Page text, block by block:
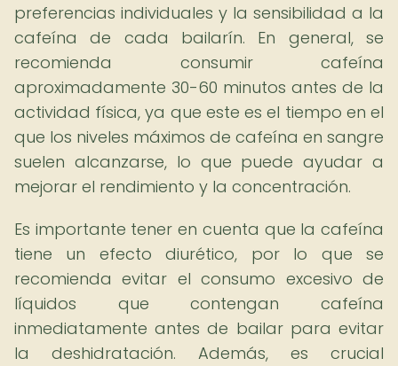
preferencias individuales y la sensibilidad a la
cafeína de cada bailarín. En general, se
recomienda consumir cafeína
aproximadamente 30-60 minutos antes de la
actividad física, ya que este es el tiempo en el
que los niveles máximos de cafeína en sangre
suelen alcanzarse, lo que puede ayudar a
mejorar el rendimiento y la concentración.
Es importante tener en cuenta que la cafeína
tiene un efecto diurético, por lo que se
recomienda evitar el consumo excesivo de
líquidos que contengan cafeína
inmediatamente antes de bailar para evitar
la deshidratación. Además, es crucial